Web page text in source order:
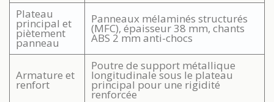
Plateau
principal et
piètement
panneau
Panneaux mélaminés structurés
(MFC), épaisseur 38 mm, chants
ABS 2 mm anti-chocs
Armature et
renfort
Poutre de support métallique
longitudinale sous le plateau
principal pour une rigidité
renforcée